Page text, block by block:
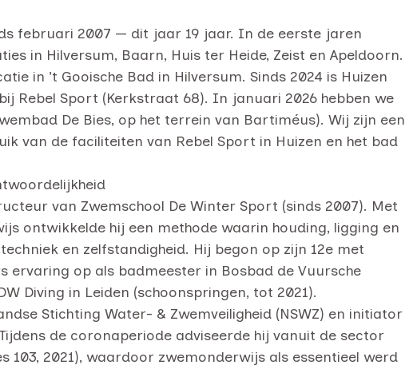
februari 2007 — dit jaar 19 jaar. In de eerste jaren
in Hilversum, Baarn, Huis ter Heide, Zeist en Apeldoorn.
in ’t Gooische Bad in Hilversum. Sinds 2024 is Huizen
Rebel Sport (Kerkstraat 68). In januari 2026 hebben we
De Bies, op het terrein van Bartiméus). Wij zijn een
van de faciliteiten van Rebel Sport in Huizen en het bad
van Zwemschool De Winter Sport (sinds 2007). Met
ontwikkelde hij een methode waarin houding, ligging en
en zelfstandigheid. Hij begon op zijn 12e met
ervaring op als badmeester in Bosbad de Vuursche
Diving in Leiden (schoonspringen, tot 2021).
Stichting Water- & Zwemveiligheid (NSWZ) en initiator
de coronaperiode adviseerde hij vanuit de sector
103, 2021), waardoor zwemonderwijs als essentieel werd